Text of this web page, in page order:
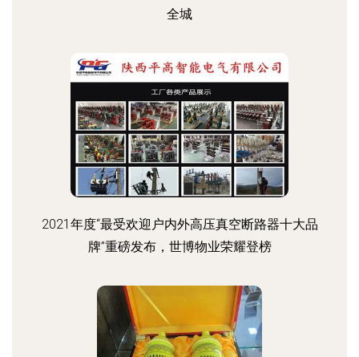
全城
2021年度“最受欢迎户内外高压真空断路器十大品
牌”重磅发布，世博物业荣耀登榜